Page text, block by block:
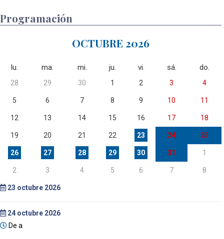
Programación
OCTUBRE 2026
lu. ma. mi. ju. vi. sá. do.
28 29 30 1 2 3 4
5 6 7 8 9 10 11
12 13 14 15 16 17 18
19 20 21 22 23 24 25
26 27 28 29 30 31 1
2 3 4 5 6 7 8
23 octubre 2026
24 octubre 2026
De a